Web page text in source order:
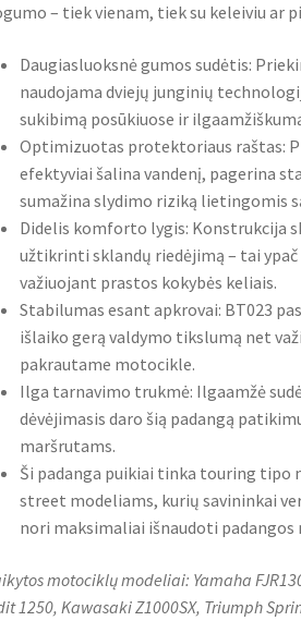
– tiek vienam, tiek su keleiviu ar
Daugiasluoksnė gumos sudėtis:
naudojama dviejų junginių
sukibimą posūkiuose ir
Optimizuotas protektoriaus raštas:
efektyviai šalina vandenį, pagerina
sumažina slydimo riziką lietingomis
Didelis komforto lygis: Konstrukcija
užtikrinti sklandų riedėjimą – tai
važiuojant prastos kokybės keliais.
Stabilumas esant apkrovai: BT023
išlaiko gerą valdymo tikslumą net
pakrautame motocikle.
Ilga tarnavimo trukmė: Ilgaamžė
dėvėjimasis daro šią padangą
maršrutams.
Ši padanga puikiai tinka touring tipo
street modeliams, kurių savininkai
nori maksimaliai išnaudoti padangos
motociklų modeliai: Yamaha
1250, Kawasaki Z1000SX, Triumph